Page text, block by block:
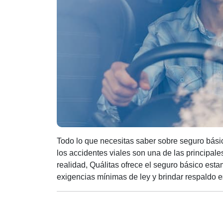
Todo lo que necesitas saber sobre seguro
los accidentes viales son una de las
realidad, Quálitas ofrece el seguro básico
exigencias mínimas de ley y brindar respaldo